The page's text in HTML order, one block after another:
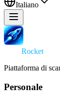
Italiano
Rocket
Piattaforma di
Personale